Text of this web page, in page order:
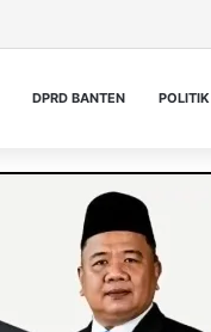
DPRD BANTEN POLITIK